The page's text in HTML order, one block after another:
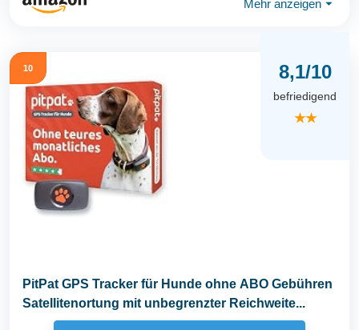
Mehr anzeigen ⏷
10 8,1/10
befriedigend
★★
PitPat GPS Tracker für Hunde ohne ABO Gebühren
Satellitenortung mit unbegrenzter Reichweite...